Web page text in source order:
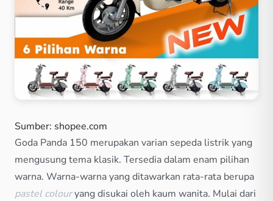
Sumber: shopee.com
Goda Panda 150 merupakan varian sepeda listrik yang
mengusung tema klasik. Tersedia dalam enam pilihan
warna. Warna-warna yang ditawarkan rata-rata berupa
pastel colouryang disukai oleh kaum wanita. Mulai dari